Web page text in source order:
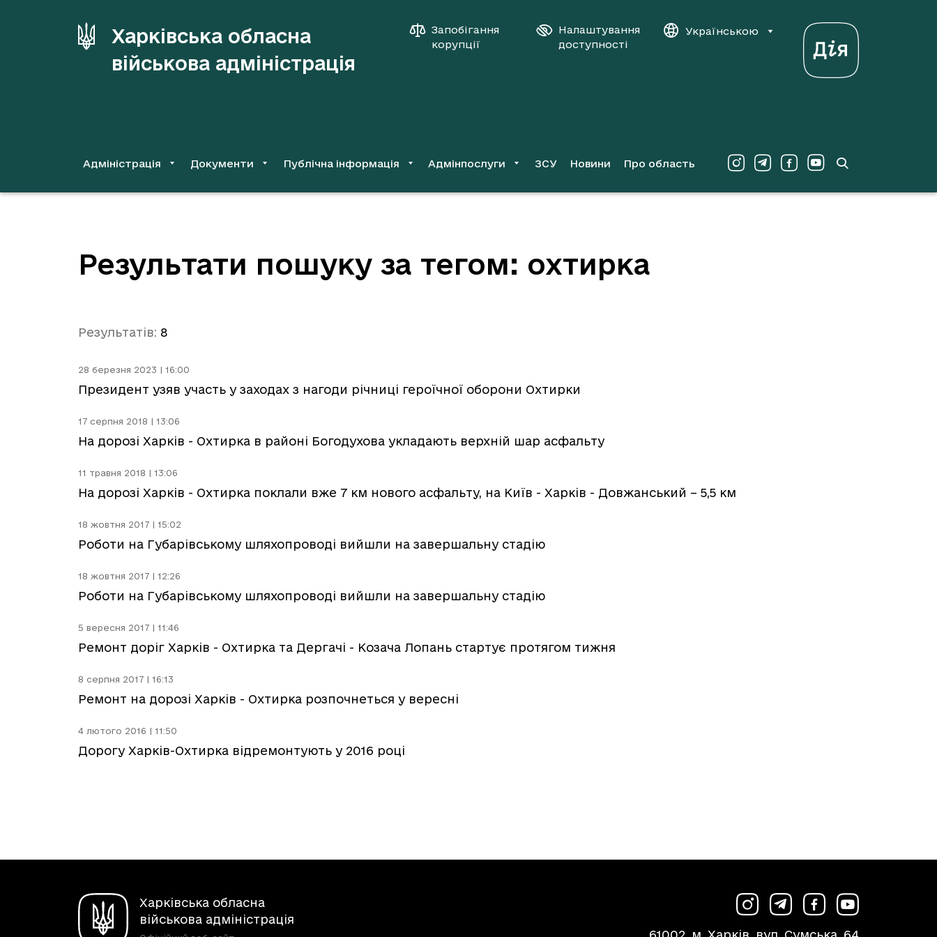
Харківська обласна
військова адміністрація
Запобігання
корупції
Налаштування
доступності
Українською
Адміністрація Документи Публічна інформація Адмінпослуги ЗСУ Новини Про область
Результати пошуку за тегом: охтирка
Результатів: 8
28 березня 2023 | 16:00
Президент узяв участь у заходах з нагоди річниці героїчної оборони Охтирки
17 серпня 2018 | 13:06
На дорозі Харків - Охтирка в районі Богодухова укладають верхній шар асфальту
11 травня 2018 | 13:06
На дорозі Харків - Охтирка поклали вже 7 км нового асфальту, на Київ - Харків - Довжанський – 5,5 км
18 жовтня 2017 | 15:02
Роботи на Губарівському шляхопроводі вийшли на завершальну стадію
18 жовтня 2017 | 12:26
Роботи на Губарівському шляхопроводі вийшли на завершальну стадію
5 вересня 2017 | 11:46
Ремонт доріг Харків - Охтирка та Дергачі - Козача Лопань стартує протягом тижня
8 серпня 2017 | 16:13
Ремонт на дорозі Харків - Охтирка розпочнеться у вересні
4 лютого 2016 | 11:50
Дорогу Харків-Охтирка відремонтують у 2016 році
Харківська обласна
військова адміністрація